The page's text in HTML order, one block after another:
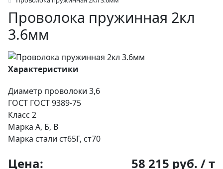
Проволока пружинная 2кл
3.6мм
Характеристики
Диаметр проволоки 3,6
ГОСТ ГОСТ 9389-75
Класс 2
Марка А, Б, В
Марка стали ст65Г, ст70
Цена: 58 215 руб. / т